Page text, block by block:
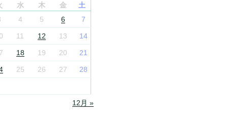
水 木 金
土
4 5 6 7
11 12 13 14
18 19 20 21
25 26 27 28
12月 »